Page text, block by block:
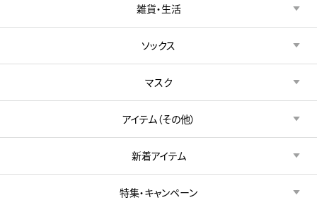
雑貨・生活
ソックス
マスク
アイテム（その他）
新着アイテム
特集・キャンペーン